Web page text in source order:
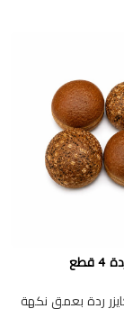
قطع
ردة بعمق نكهة